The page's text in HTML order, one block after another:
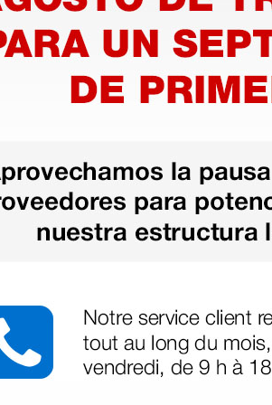
Electrobisturí MB 200D
mono/bipolar - 200 W
(Precio sin IVA)